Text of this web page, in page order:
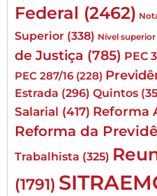
Federal (2462)
Superior (338) Nível
de Justiça (785) PEC
PEC 287/16 (228)
Estrada (296) Quintos
Salarial (417) Reforma
Reforma da
Trabalhista (325)
(1791)